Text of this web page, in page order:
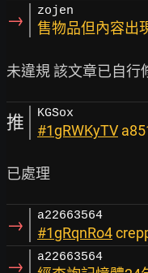
→ zojen
售物品但內容出
推 KGSox
#1gRWKyTV
→ a22663564
#1gRqnRo4
→ a22663564